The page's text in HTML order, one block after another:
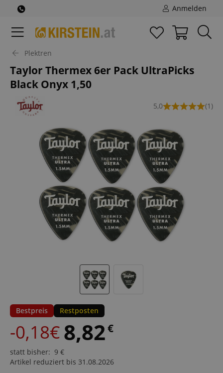
Anmelden
Plektren
Taylor Thermex 6er Pack UltraPicks
Black Onyx 1,50
5,0 (1)
Bestpreis Restposten
-0,18€8,82€
statt bisher: 9 €
Artikel reduziert bis 31.08.2026